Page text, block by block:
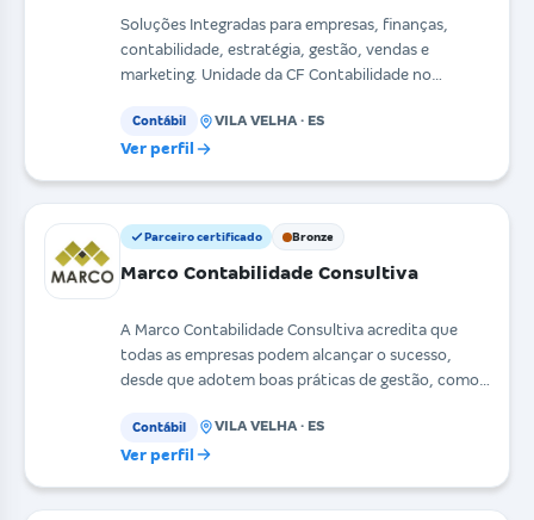
Soluções Integradas para empresas, finanças,
contabilidade, estratégia, gestão, vendas e
marketing. Unidade da CF Contabilidade no
Contábil VILA VELHA · ES
Ver perfil
Parceiro certificado Bronze
Marco Contabilidade Consultiva
A Marco Contabilidade Consultiva acredita que
todas as empresas podem alcançar o sucesso,
desde que adotem boas práticas de gestão, como
Contábil VILA VELHA · ES
Ver perfil